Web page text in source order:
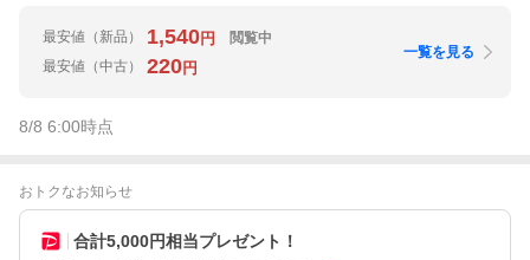
最安値 （新品） 1,540円
閲覧中
最安値 （中古） 220円
一覧を見る
8/8 6:00時点
おトクなお知らせ
合計5,000円相当プレゼント！